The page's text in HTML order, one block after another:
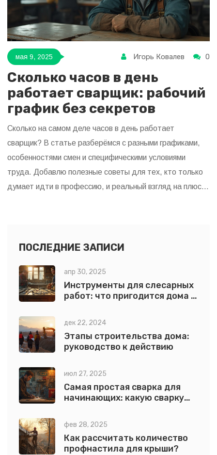
мая 9, 2025 Игорь Ковалев 0
Сколько часов в день
работает сварщик: рабочий
график без секретов
Сколько на самом деле часов в день работает
сварщик? В статье разберёмся с разными графиками,
особенностями смен и специфическими условиями
труда. Добавлю полезные советы для тех, кто только
думает идти в профессию, и реальный взгляд на плюсы
практика.
ПОСЛЕДНИЕ ЗАПИСИ
апр 30, 2025
Инструменты для слесарных
работ: что пригодится дома и
дек 22, 2024
Этапы строительства дома:
руководство к действию
июл 27, 2025
Самая простая сварка для
начинающих: какую сварку
научиться
фев 28, 2025
Как рассчитать количество
профнастила для крыши?